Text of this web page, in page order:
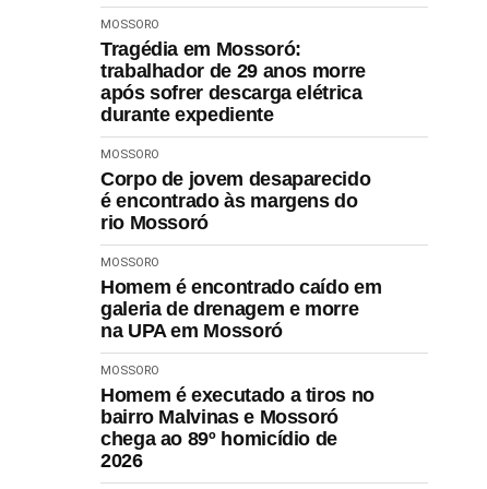
MOSSORO
Tragédia em Mossoró:
trabalhador de 29 anos morre
após sofrer descarga elétrica
durante expediente
MOSSORO
Corpo de jovem desaparecido
é encontrado às margens do
rio Mossoró
MOSSORO
Homem é encontrado caído em
galeria de drenagem e morre
na UPA em Mossoró
MOSSORO
Homem é executado a tiros no
bairro Malvinas e Mossoró
chega ao 89º homicídio de
2026